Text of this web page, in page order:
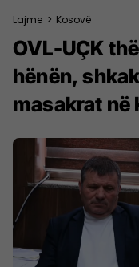
Lajme > Kosovë
OVL-UÇK
hënën,
masakrat në